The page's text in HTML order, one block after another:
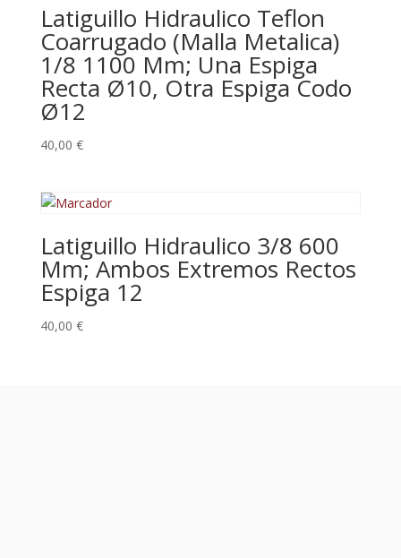
Latiguillo Hidraulico Teflon
Coarrugado (Malla Metalica)
1/8 1100 Mm; Una Espiga
Recta Ø10, Otra Espiga Codo
Ø12
40,00 €
Latiguillo Hidraulico 3/8 600
Mm; Ambos Extremos Rectos
Espiga 12
40,00 €